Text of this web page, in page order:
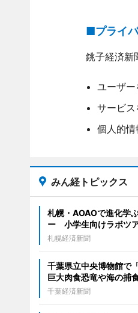
■プライ
銚子経済新
ユーザ
サービ
個人的
みん経トピックス
札幌・AOAOで進化学
ー 小学生向けラボツ
札幌経済新聞
千葉県立中央博物館で
巨大肉食恐竜や海の捕
千葉経済新聞